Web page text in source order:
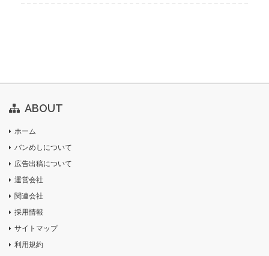
ABOUT
ホーム
バンめしについて
広告出稿について
運営会社
関連会社
採用情報
サイトマップ
利用規約